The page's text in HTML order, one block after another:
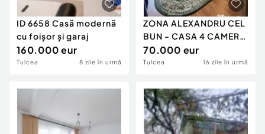
ID 6658 Casă modernă
cu foișor și garaj
160.000 eur
Tulcea 8 zile în urmă
ZONA ALEXANDRU CEL
BUN - CASA 4 CAMERE
,TEREN 216 MP
70.000 eur
Tulcea 16 zile în urmă